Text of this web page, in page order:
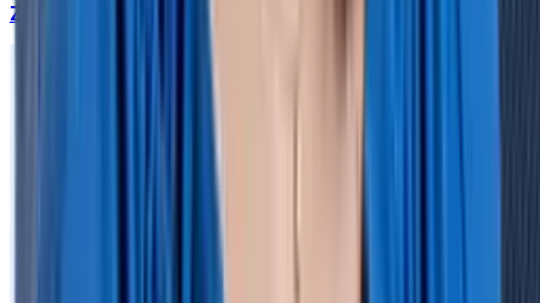
Zu allen Erfolgsgeschichten